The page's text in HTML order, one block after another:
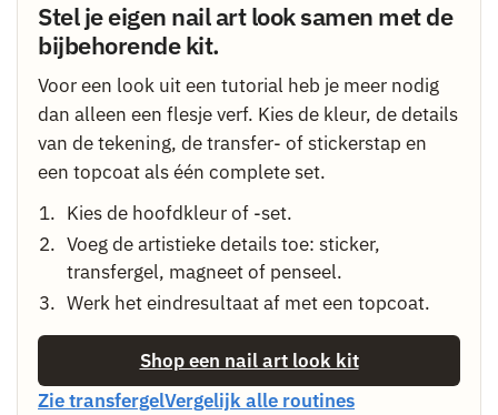
Stel je eigen nail art look samen met de
bijbehorende kit.
Voor een look uit een tutorial heb je meer nodig
dan alleen een flesje verf. Kies de kleur, de details
van de tekening, de transfer- of stickerstap en
een topcoat als één complete set.
Kies de hoofdkleur of -set.
Voeg de artistieke details toe: sticker,
transfergel, magneet of penseel.
Werk het eindresultaat af met een topcoat.
Shop een nail art look kit
Zie transfergelVergelijk alle routines